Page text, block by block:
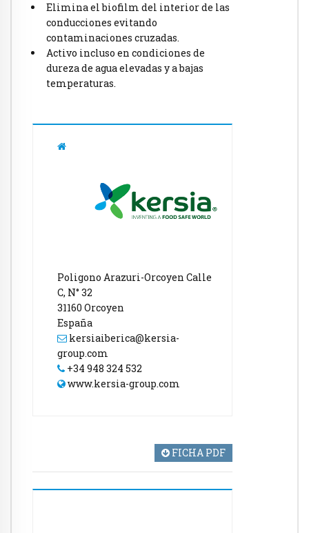
Elimina el biofilm del interior de las
conducciones evitando
contaminaciones cruzadas.
Activo incluso en condiciones de
dureza de agua elevadas y a bajas
temperaturas.
Poligono Arazuri-Orcoyen Calle
C, N° 32
31160 Orcoyen
España
kersiaiberica@kersia-
group.com
+34 948 324 532
www.kersia-group.com
FICHA PDF